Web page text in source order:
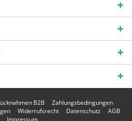
B2B
Zahlungsbedingungen
Widerrufsrecht Datenschutz
AGB